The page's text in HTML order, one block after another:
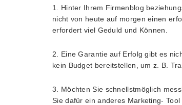
1. Hinter Ihrem Firmenblog
nicht von heute auf morgen einen
erfordert viel Geduld und Können.
2. Eine Garantie auf Erfolg gibt es
kein Budget bereitstellen, um z. B.
3. Möchten Sie schnellstmöglich
Sie dafür ein anderes Marketing-